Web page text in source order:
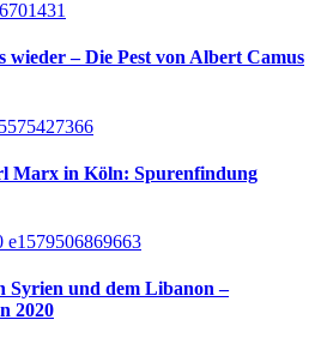
– Die Pest von Albert Camus
Marx in Köln: Spurenfindung
Syrien und dem Libanon –
2020